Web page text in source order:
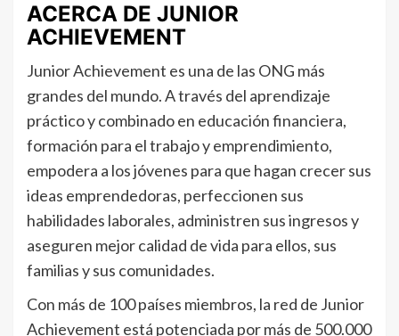
ACERCA DE JUNIOR
ACHIEVEMENT
Junior Achievement es una de las ONG más
grandes del mundo. A través del aprendizaje
práctico y combinado en educación financiera,
formación para el trabajo y emprendimiento,
empodera a los jóvenes para que hagan crecer sus
ideas emprendedoras, perfeccionen sus
habilidades laborales, administren sus ingresos y
aseguren mejor calidad de vida para ellos, sus
familias y sus comunidades.
Con más de 100 países miembros, la red de Junior
Achievement está potenciada por más de 500.000